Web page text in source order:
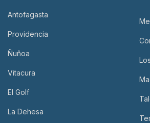
Antofagasta
Providencia
Ñuñoa
Vitacura
El Golf
La Dehesa